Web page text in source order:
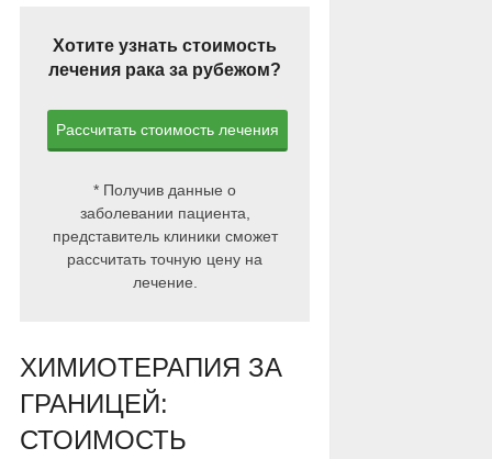
Хотите узнать стоимость
лечения рака за рубежом?
Рассчитать стоимость лечения
* Получив данные о
заболевании пациента,
представитель клиники сможет
рассчитать точную цену на
лечение.
ХИМИОТЕРАПИЯ ЗА
ГРАНИЦЕЙ:
СТОИМОСТЬ